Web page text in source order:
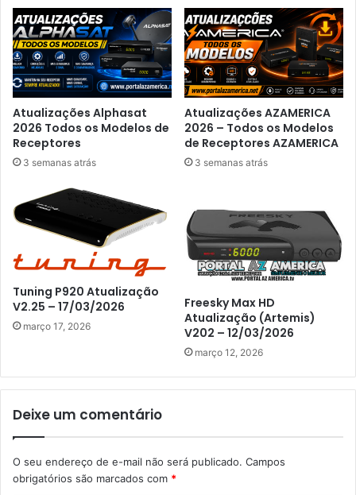
Atualizações Alphasat
2026 Todos os Modelos de
Receptores
3 semanas atrás
Atualizações AZAMERICA
2026 – Todos os Modelos
de Receptores AZAMERICA
3 semanas atrás
Tuning P920 Atualização
V2.25 – 17/03/2026
março 17, 2026
Freesky Max HD
Atualização (Artemis)
V202 – 12/03/2026
março 12, 2026
Deixe um comentário
O seu endereço de e-mail não será publicado. Campos
obrigatórios são marcados com *